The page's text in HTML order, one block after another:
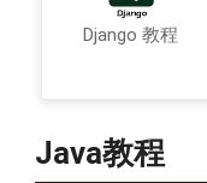
Django 教程
Java教程